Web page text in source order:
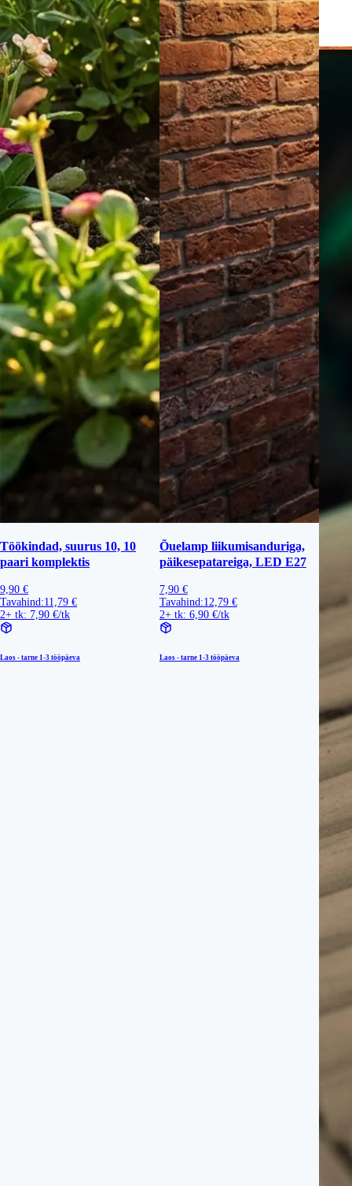
Töökindad, suurus 10, 10
paari komplektis
9,90 €
Tavahind:11,79 €
2+ tk: 7,90 €/tk
Laos - tarne 1-3 tööpäeva
Õuelamp liikumisanduriga,
päikesepatareiga, LED E27
7,90 €
Tavahind:12,79 €
2+ tk: 6,90 €/tk
Laos - tarne 1-3 tööpäeva